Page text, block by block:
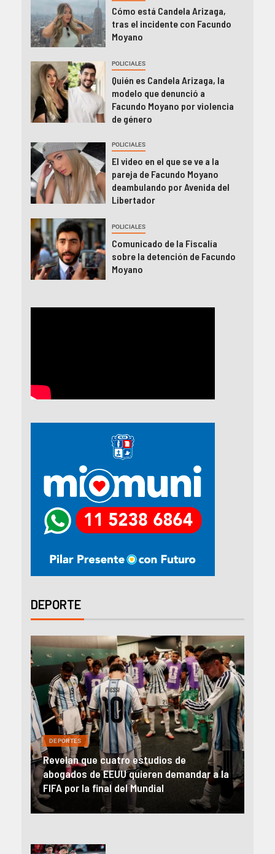
Cómo está Candela Arizaga,
tras el incidente con Facundo
Moyano
POLICIALES
Quién es Candela Arizaga, la
modelo que denunció a
Facundo Moyano por violencia
de género
POLICIALES
El video en el que se ve a la
pareja de Facundo Moyano
deambulando por Avenida del
Libertador
POLICIALES
Comunicado de la Fiscalía
sobre la detención de Facundo
Moyano
DEPORTE
DEPORTES
Revelan que cuatro estudios de
abogados de EEUU quieren demandar a la
FIFA por la final del Mundial